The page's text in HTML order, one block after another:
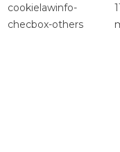
cookielawinfo-
checbox-others